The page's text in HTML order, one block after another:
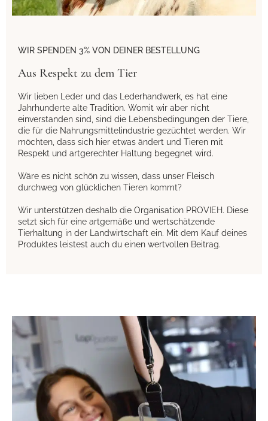
WIR SPENDEN 3% VON DEINER BESTELLUNG
Aus Respekt zu dem Tier
Wir lieben Leder und das Lederhandwerk, es hat eine
Jahrhunderte alte Tradition. Womit wir aber nicht
einverstanden sind, sind die Lebensbedingungen der Tiere,
die für die Nahrungsmittelindustrie gezüchtet werden. Wir
möchten, dass sich hier etwas ändert und Tieren mit
Respekt und artgerechter Haltung begegnet wird.
Wäre es nicht schön zu wissen, dass unser Fleisch
durchweg von glücklichen Tieren kommt?
Wir unterstützen deshalb die Organisation PROVIEH. Diese
setzt sich für eine artgemäße und wertschätzende
Tierhaltung in der Landwirtschaft ein. Mit dem Kauf deines
Produktes leistest auch du einen wertvollen Beitrag.